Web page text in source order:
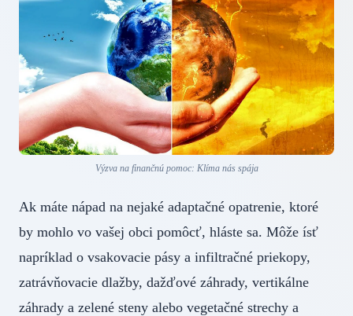
Výzva na finančnú pomoc: Klíma nás spája
Ak máte nápad na nejaké adaptačné opatrenie, ktoré
by mohlo vo vašej obci pomôcť, hláste sa. Môže ísť
napríklad o vsakovacie pásy a infiltračné priekopy,
zatrávňovacie dlažby, dažďové záhrady, vertikálne
záhrady a zelené steny alebo vegetačné strechy a